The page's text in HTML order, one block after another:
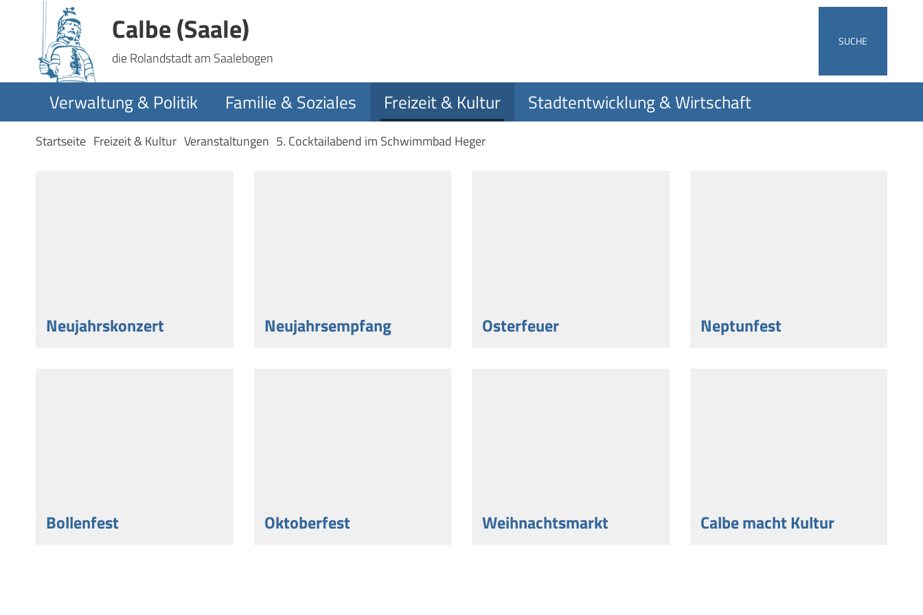
Calbe (Saale)
die Rolandstadt am Saalebogen
SUCHE
Verwaltung & Politik Familie & Soziales Freizeit & Kultur Stadtentwicklung & Wirtschaft
Startseite Freizeit & Kultur Veranstaltungen 5. Cocktailabend im Schwimmbad Heger
Neujahrskonzert Neujahrsempfang Osterfeuer Neptunfest
Bollenfest Oktoberfest Weihnachtsmarkt Calbe macht Kultur